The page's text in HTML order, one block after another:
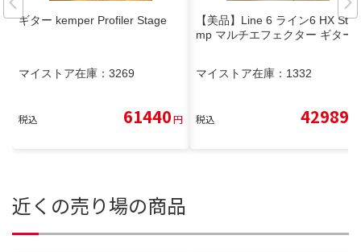
ギター kemper Profiler Stage
マイストア在庫： 3269
税込 61440円
【美品】Line 6 ライン6 HX Sto
mp マルチエフェクター ギター
マイストア在庫： 1332
税込 42989
近くの売り場の商品